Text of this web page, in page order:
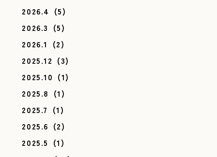
2026.4 (5)
2026.3 (5)
2026.1
(2)
2025.12 (3)
2025.10 (1)
2025.8 (1)
2025.7 (1)
2025.6 (2)
2025.5 (1)